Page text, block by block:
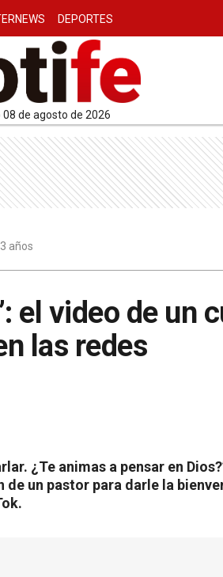
DEPORTES
08 de agosto de 2026
años
el video de un
las redes
¿Te animas a pensar en
un pastor para darle la